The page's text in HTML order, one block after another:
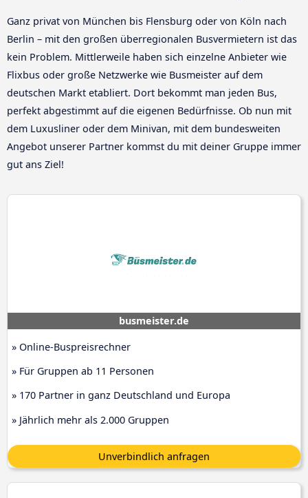
Ganz privat von München bis Flensburg oder von Köln nach
Berlin – mit den großen überregionalen Busvermietern ist das
kein Problem. Mittlerweile haben sich einzelne Anbieter wie
Flixbus oder große Netzwerke wie Busmeister auf dem
deutschen Markt etabliert. Dort bekommt man jeden Bus,
perfekt abgestimmt auf die eigenen Bedürfnisse. Ob nun mit
dem Luxusliner oder dem Minivan, mit dem bundesweiten
Angebot unserer Partner kommst du mit deiner Gruppe immer
gut ans Ziel!
busmeister.de
» Online-Buspreisrechner
» Für Gruppen ab 11 Personen
» 170 Partner in ganz Deutschland und Europa
» Jährlich mehr als 2.000 Gruppen
Unverbindlich anfragen